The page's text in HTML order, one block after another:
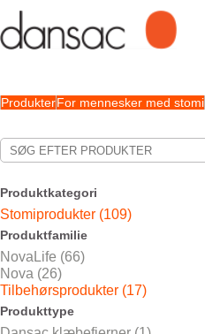
ProdukterFor mennesker med stomi
Produktkategori
Stomiprodukter (109)
Produktfamilie
NovaLife (66)
Nova (26)
Tilbehørsprodukter (17)
Produkttype